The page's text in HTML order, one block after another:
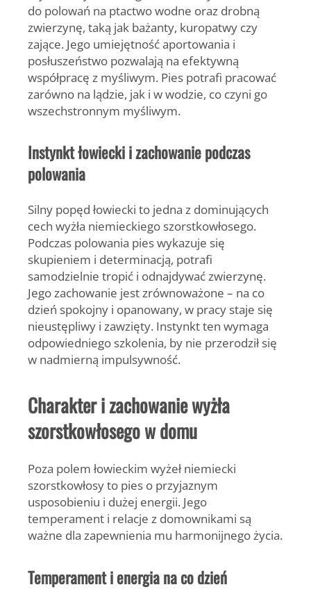
do polowań na ptactwo wodne oraz drobną
zwierzynę, taką jak bażanty, kuropatwy czy
zające. Jego umiejętność aportowania i
posłuszeństwo pozwalają na efektywną
współpracę z myśliwym. Pies potrafi pracować
zarówno na lądzie, jak i w wodzie, co czyni go
wszechstronnym myśliwym.
Instynkt łowiecki i zachowanie podczas
polowania
Silny popęd łowiecki to jedna z dominujących
cech wyżła niemieckiego szorstkowłosego.
Podczas polowania pies wykazuje się
skupieniem i determinacją, potrafi
samodzielnie tropić i odnajdywać zwierzynę.
Jego zachowanie jest zrównoważone – na co
dzień spokojny i opanowany, w pracy staje się
nieustępliwy i zawzięty. Instynkt ten wymaga
odpowiedniego szkolenia, by nie przerodził się
w nadmierną impulsywność.
Charakter i zachowanie wyżła
szorstkowłosego w domu
Poza polem łowieckim wyżeł niemiecki
szorstkowłosy to pies o przyjaznym
usposobieniu i dużej energii. Jego
temperament i relacje z domownikami są
ważne dla zapewnienia mu harmonijnego życia.
Temperament i energia na co dzień